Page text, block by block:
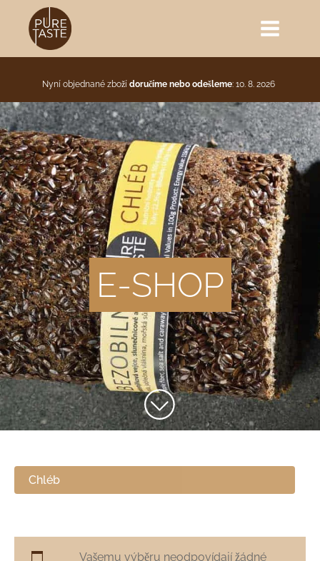
Nyní objednané zboží doručíme nebo odešleme: 10. 8. 2026
E-SHOP
Chléb
Vašemu výběru neodpovídají žádné